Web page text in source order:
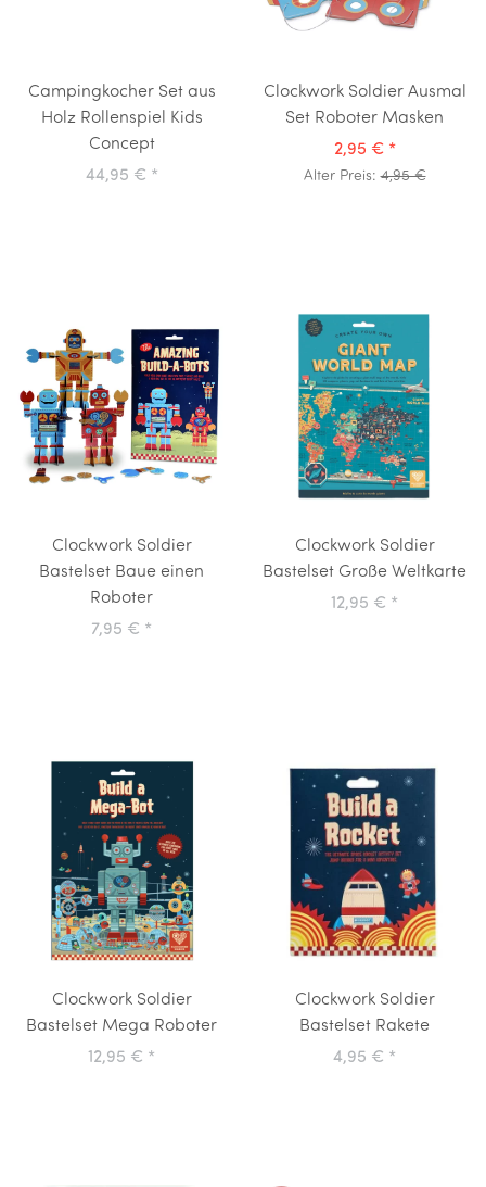
Campingkocher Set aus
Holz Rollenspiel Kids
Concept
44,95 € *
Clockwork Soldier Ausmal
Set Roboter Masken
2,95 € *
Alter Preis:4,95 €
Clockwork Soldier
Bastelset Baue einen
Roboter
7,95 € *
Clockwork Soldier
Bastelset Große Weltkarte
12,95 € *
Clockwork Soldier
Bastelset Mega Roboter
12,95 € *
Clockwork Soldier
Bastelset Rakete
4,95 € *